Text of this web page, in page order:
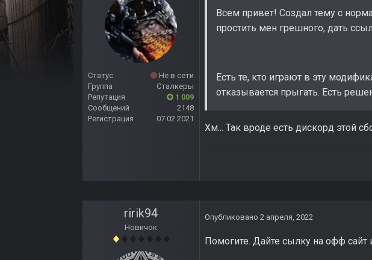
Статус
Не в сети
Группа
Сталкеры
Репутация
1 009
Сообщений
2148
Регистрация
07.02.2021
Всем привет! Создал тему с
простить мен грешного, дать
Есть те, кто играют в эту
отказывается прыгать. Есть
Хм... Так вроде есть дискорд этой
ririk94
Новичок
Опубликовано 2 апреля, 2022
Помогите. Дайте сылку на офф